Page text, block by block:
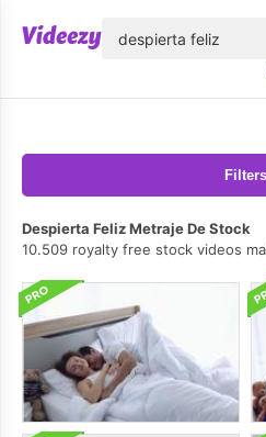
Filters
Despierta Feliz Metraje De Stock
10.509 royalty free stock videos